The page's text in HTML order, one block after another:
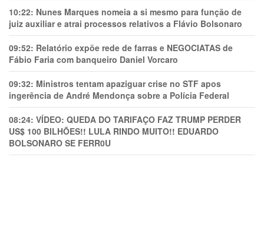
10:22: Nunes Marques nomeia a si mesmo para função de
juiz auxiliar e atrai processos relativos a Flávio Bolsonaro
09:52: Relatório expõe rede de farras e NEGOCIATAS de
Fábio Faria com banqueiro Daniel Vorcaro
09:32: Ministros tentam apaziguar crise no STF apos
ingerência de André Mendonça sobre a Polícia Federal
08:24: VÍDEO: QUEDA DO TARIFAÇO FAZ TRUMP PERDER
US$ 100 BILHÕES!! LULA RINDO MUITO!! EDUARDO
BOLSONARO SE FERR0U